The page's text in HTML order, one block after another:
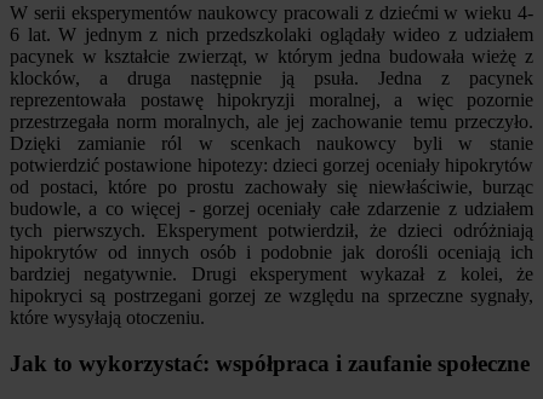
W serii eksperymentów naukowcy pracowali z dziećmi w wieku 4-
6 lat. W jednym z nich przedszkolaki oglądały wideo z udziałem
pacynek w kształcie zwierząt, w którym jedna budowała wieżę z
klocków, a druga następnie ją psuła. Jedna z pacynek
reprezentowała postawę hipokryzji moralnej, a więc pozornie
przestrzegała norm moralnych, ale jej zachowanie temu przeczyło.
Dzięki zamianie ról w scenkach naukowcy byli w stanie
potwierdzić postawione hipotezy: dzieci gorzej oceniały hipokrytów
od postaci, które po prostu zachowały się niewłaściwie, burząc
budowle, a co więcej - gorzej oceniały całe zdarzenie z udziałem
tych pierwszych. Eksperyment potwierdził, że dzieci odróżniają
hipokrytów od innych osób i podobnie jak dorośli oceniają ich
bardziej negatywnie. Drugi eksperyment wykazał z kolei, że
hipokryci są postrzegani gorzej ze względu na sprzeczne sygnały,
które wysyłają otoczeniu.
Jak to wykorzystać: współpraca i zaufanie społeczne